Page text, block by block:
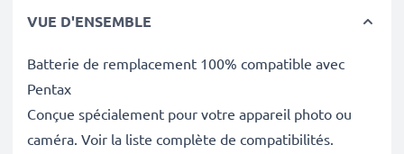
VUE D'ENSEMBLE
Batterie de remplacement 100% compatible avec
Pentax
Conçue spécialement pour votre appareil photo ou
caméra. Voir la liste complète de compatibilités.